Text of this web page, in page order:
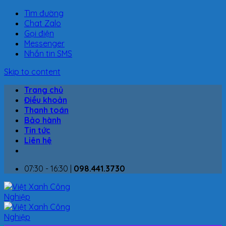
Tìm đường
Chat Zalo
Gọi điện
Messenger
Nhắn tin SMS
Skip to content
Trang chủ
Điều khoản
Thanh toán
Bảo hành
Tin tức
Liên hệ
07:30 - 16:30 | 098.441.3730